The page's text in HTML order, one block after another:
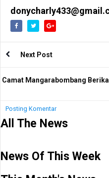
Next Post
Camat Mangarabombang
Posting Komentar
All The News
News Of This Week